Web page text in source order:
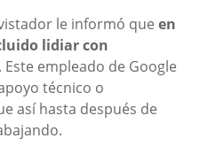
le informó que en
lidiar con
Este empleado de Google
técnico o
así hasta después de